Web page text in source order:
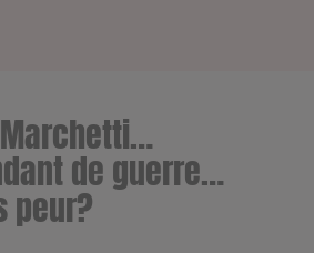
de guerre…
peur?